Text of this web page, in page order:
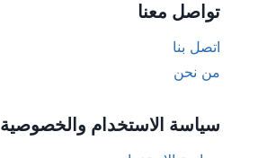
تواصل معنا
اتصل بنا
من نحن
سياسة الاستخدام والخصوصية